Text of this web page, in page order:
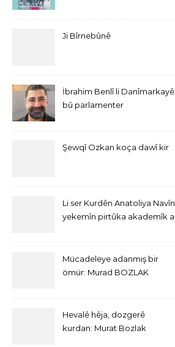
Ji Bîrnebûnê
İbrahim Benlî li Danîmarkayê
bû parlamenter
Şewqî Ozkan koça dawî kir
Li ser Kurdên Anatoliya Navîn
yekemîn pirtûka akademîk a
Mücadeleye adanmış bir
ömür: Murad BOZLAK
Hevalê hêja, dozgerê
kurdan: Murat Bozlak